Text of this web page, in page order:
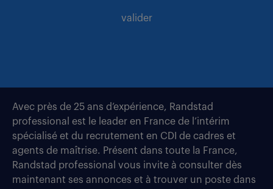
valider
Avec près de 25 ans d’expérience, Randstad
professional est le leader en France de l’intérim
spécialisé et du recrutement en CDI de cadres et
agents de maîtrise. Présent dans toute la France,
Randstad professional vous invite à consulter dès
maintenant ses annonces et à trouver un poste dans